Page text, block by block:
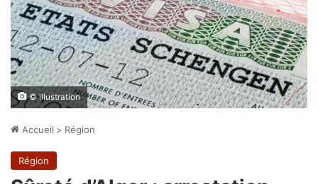
© illustration
Accueil > Région
Région